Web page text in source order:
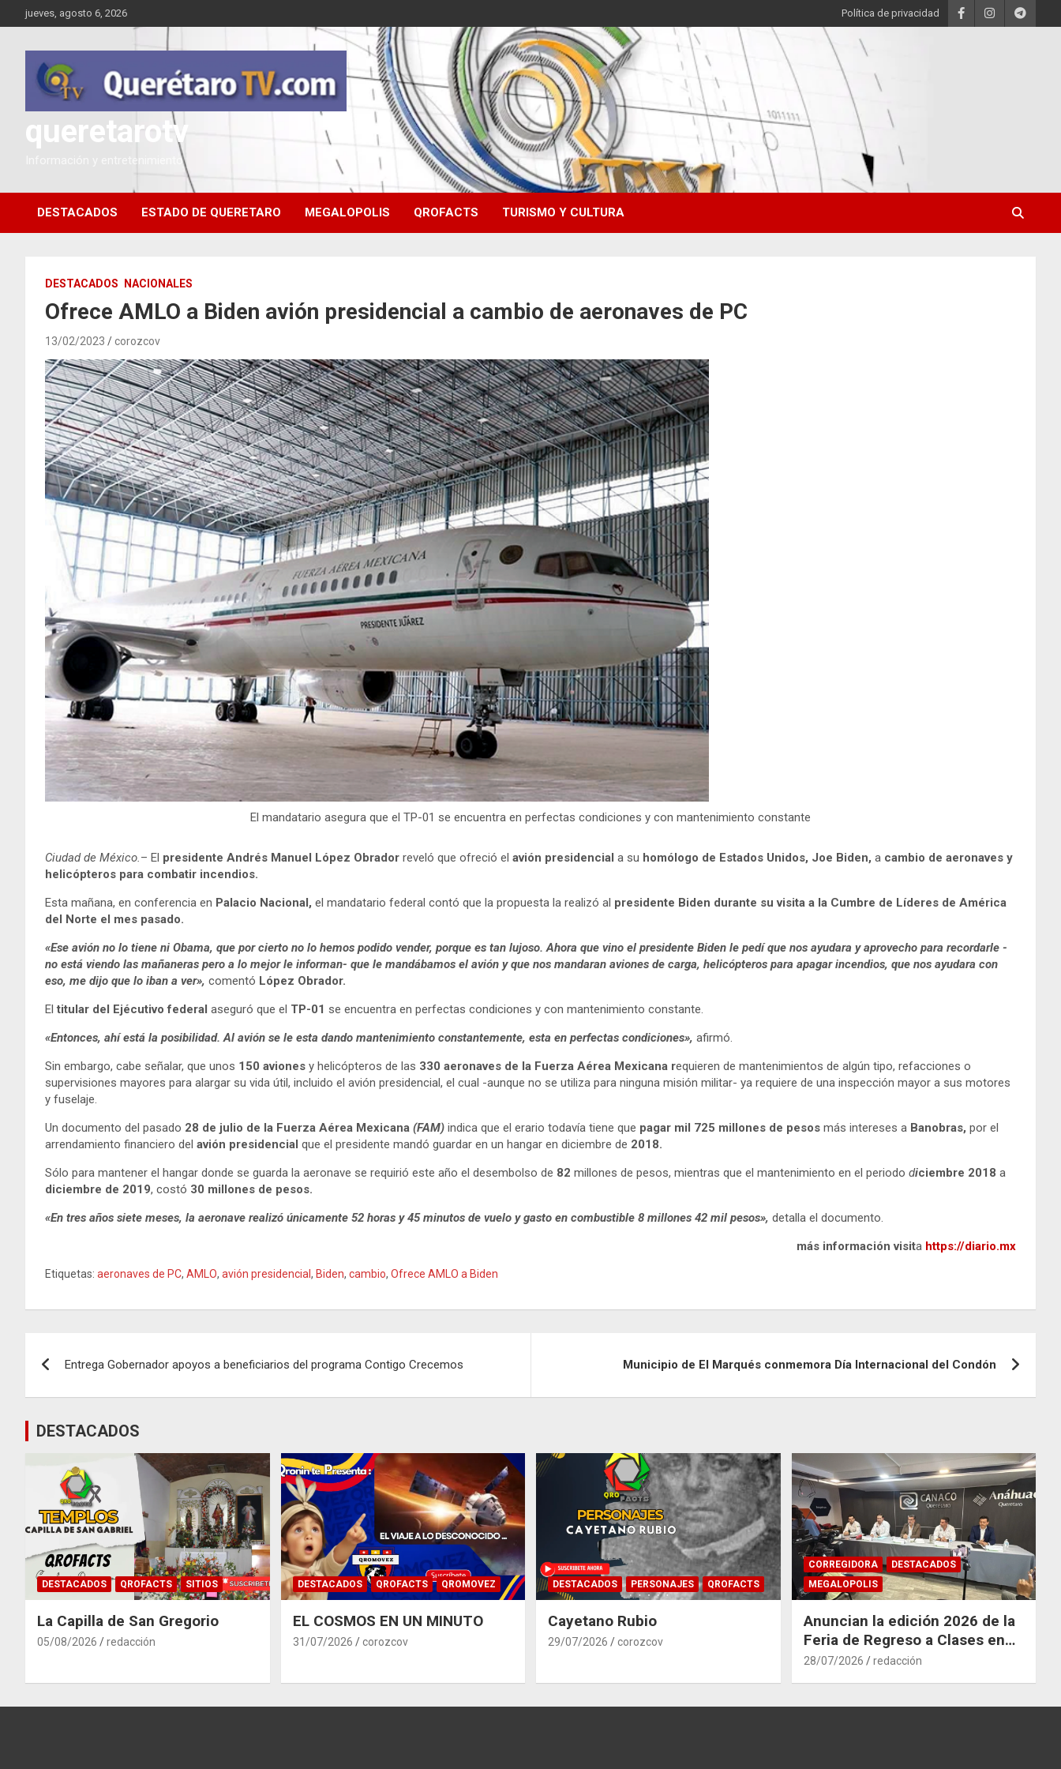
Saltar
al
jueves, agosto 6, 2026 Política de privacidad
queretarotv
Información y entretenimiento
DESTACADOS ESTADO DE QUERETARO MEGALOPOLIS QROFACTS TURISMO Y CULTURA
DESTACADOS NACIONALES
Ofrece AMLO a Biden avión presidencial a cambio de aeronaves de PC
13/02/2023 corozcov
El mandatario asegura que el TP-01 se encuentra en perfectas condiciones y con mantenimiento constante
Ciudad de México.– El presidente Andrés Manuel López Obrador reveló que ofreció el avión presidencial a su homólogo de Estados Unidos, Joe Biden, a cambio de aeronaves y
helicópteros para combatir incendios.
Esta mañana, en conferencia en Palacio Nacional, el mandatario federal contó que la propuesta la realizó al presidente Biden durante su visita a la Cumbre de Líderes de América
del Norte el mes pasado.
«Ese avión no lo tiene ni Obama, que por cierto no lo hemos podido vender, porque es tan lujoso. Ahora que vino el presidente Biden le pedí que nos ayudara y aprovecho para recordarle -
no está viendo las mañaneras pero a lo mejor le informan- que le mandábamos el avión y que nos mandaran aviones de carga, helicópteros para apagar incendios, que nos ayudara con
eso, me dijo que lo iban a ver», comentó López Obrador.
Eltitular del Ejécutivo federal aseguró que el TP-01 se encuentra en perfectas condiciones y con mantenimiento constante.
«Entonces, ahí está la posibilidad. Al avión se le esta dando mantenimiento constantemente, esta en perfectas condiciones», afirmó.
Sin embargo, cabe señalar, que unos 150 aviones y helicópteros de las 330 aeronaves de la Fuerza Aérea Mexicana requieren de mantenimientos de algún tipo, refacciones o
supervisiones mayores para alargar su vida útil, incluido el avión presidencial, el cual -aunque no se utiliza para ninguna misión militar- ya requiere de una inspección mayor a sus motores
y fuselaje.
Un documento del pasado 28 de julio de la Fuerza Aérea Mexicana (FAM) indica que el erario todavía tiene que pagar mil 725 millones de pesos más intereses a Banobras, por el
arrendamiento financiero del avión presidencial que el presidente mandó guardar en un hangar en diciembre de 2018.
Sólo para mantener el hangar donde se guarda la aeronave se requirió este año el desembolso de 82 millones de pesos, mientras que el mantenimiento en el periodo diciembre 2018 a
diciembre de 2019, costó 30 millones de pesos.
«En tres años siete meses, la aeronave realizó únicamente 52 horas y 45 minutos de vuelo y gasto en combustible 8 millones 42 mil pesos», detalla el documento.
más información visita https://diario.mx
Etiquetas: aeronaves de PC, AMLO, avión presidencial, Biden, cambio, Ofrece AMLO a Biden
entradas
Entrega Gobernador apoyos a beneficiarios del programa Contigo Crecemos Municipio de El Marqués conmemora Día Internacional del Condón
DESTACADOS
DESTACADOS QROFACTS SITIOS
La Capilla de San Gregorio
05/08/2026 redacción
DESTACADOS QROFACTS QROMOVEZ
EL COSMOS EN UN MINUTO
31/07/2026 corozcov
DESTACADOS PERSONAJES QROFACTS
Cayetano Rubio
29/07/2026 corozcov
CORREGIDORA
DESTACADOS
MEGALOPOLIS
Anuncian la edición 2026 de la
Feria de Regreso a Clases en
Corregidora
28/07/2026 redacción